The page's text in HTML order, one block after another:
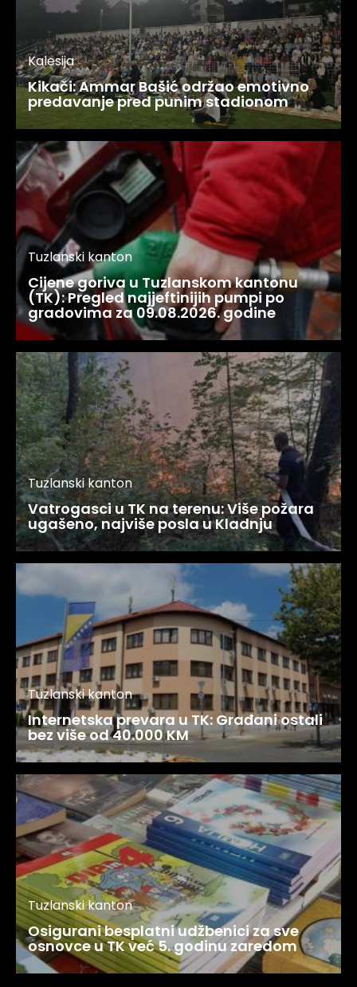
Kalesija
Kikači: Ammar Bašić održao emotivno
predavanje pred punim stadionom
Tuzlanski kanton
Cijene goriva u Tuzlanskom kantonu
(TK): Pregled najjeftinijih pumpi po
gradovima za 09.08.2026. godine
Tuzlanski kanton
Vatrogasci u TK na terenu: Više požara
ugašeno, najviše posla u Kladnju
Tuzlanski kanton
Internetska prevara u TK: Građani ostali
bez više od 40.000 KM
Tuzlanski kanton
Osigurani besplatni udžbenici za sve
osnovce u TK već 5. godinu zaredom